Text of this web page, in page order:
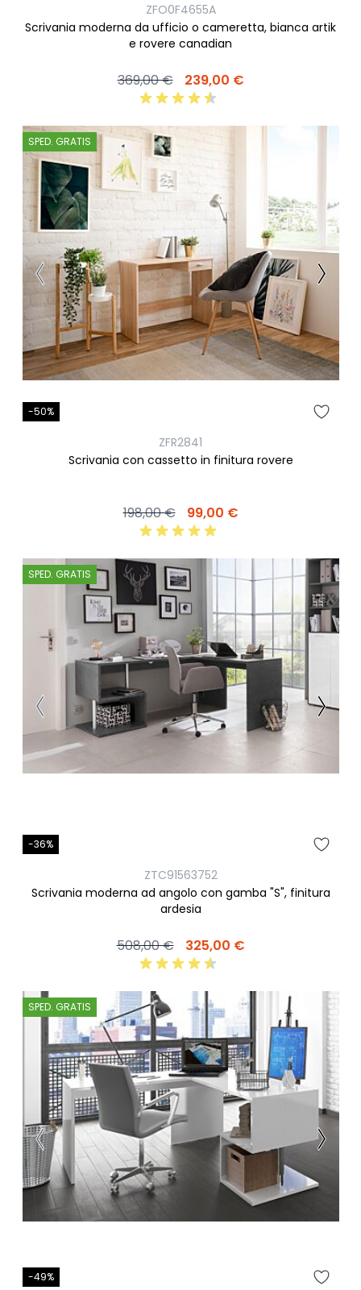
ZFO0F4655A
Scrivania moderna da ufficio o cameretta, bianca artik
e rovere canadian
369,00 € 239,00 €
SPED. GRATIS
-50%
ZFR2841
Scrivania con cassetto in finitura rovere
198,00 € 99,00 €
SPED. GRATIS
-36%
ZTC91563752
Scrivania moderna ad angolo con gamba "S", finitura
ardesia
508,00 € 325,00 €
SPED. GRATIS
-49%